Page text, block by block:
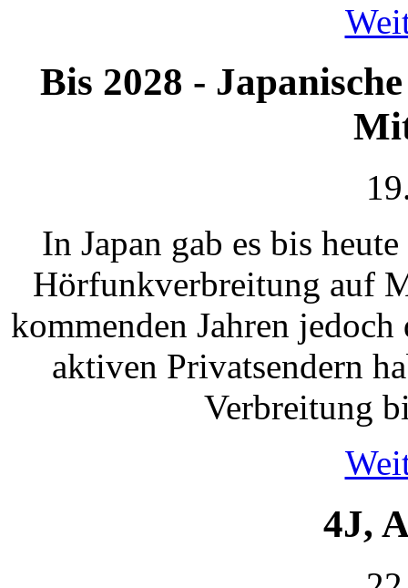
Bis 2028 -
In Japan gab es bis
Hörfunkverbreitung auf
kommenden Jahren
aktiven Privatsendern
Verbreitung
4J,